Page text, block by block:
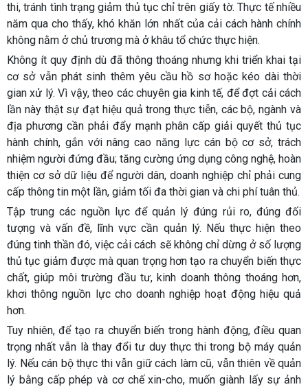
thi, tránh tình trạng giảm thủ tục chỉ trên giấy tờ. Thực tế nhiều
năm qua cho thấy, khó khăn lớn nhất của cải cách hành chính
không nằm ở chủ trương mà ở khâu tổ chức thực hiện.
Không ít quy định dù đã thông thoáng nhưng khi triển khai tại
cơ sở vẫn phát sinh thêm yêu cầu hồ sơ hoặc kéo dài thời
gian xử lý. Vì vậy, theo các chuyên gia kinh tế, để đợt cải cách
lần này thật sự đạt hiệu quả trong thực tiễn, các bộ, ngành và
địa phương cần phải đẩy mạnh phân cấp giải quyết thủ tục
hành chính, gắn với nâng cao năng lực cán bộ cơ sở, trách
nhiệm người đứng đầu; tăng cường ứng dụng công nghệ, hoàn
thiện cơ sở dữ liệu để người dân, doanh nghiệp chỉ phải cung
cấp thông tin một lần, giảm tối đa thời gian và chi phí tuân thủ.
Tập trung các nguồn lực để quản lý đúng rủi ro, đúng đối
tượng và vấn đề, lĩnh vực cần quản lý. Nếu thực hiện theo
đúng tinh thần đó, việc cải cách sẽ không chỉ dừng ở số lượng
thủ tục giảm được mà quan trọng hơn tạo ra chuyển biến thực
chất, giúp môi trường đầu tư, kinh doanh thông thoáng hơn,
khơi thông nguồn lực cho doanh nghiệp hoạt động hiệu quả
hơn.
Tuy nhiên, để tạo ra chuyển biến trong hành động, điều quan
trọng nhất vẫn là thay đổi tư duy thực thi trong bộ máy quản
lý. Nếu cán bộ thực thi vẫn giữ cách làm cũ, vẫn thiên về quản
lý bằng cấp phép và cơ chế xin-cho, muốn giành lấy sự ảnh